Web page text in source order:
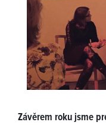
Závěrem roku jsme